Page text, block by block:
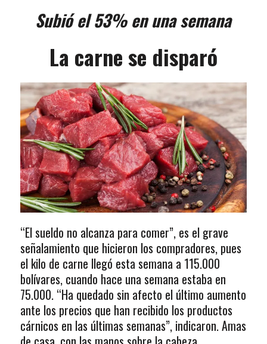
Subió el 53% en una semana
La carne se disparó
“El sueldo no alcanza para comer”, es el grave
señalamiento que hicieron los compradores, pues
el kilo de carne llegó esta semana a 115.000
bolívares, cuando hace una semana estaba en
75.000. “Ha quedado sin afecto el último aumento
ante los precios que han recibido los productos
cárnicos en las últimas semanas”, indicaron. Amas